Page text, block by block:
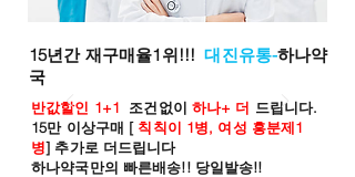
15년간 재구매율1위!!!대진유통-하나약
국
반값할인 1+1 조건없이 하나+ 더 드립니다.
15만 이상구매 [ 칙칙이 1병, 여성 흥분제1
병] 추가로 더드립니다
하나약국만의 빠른배송!! 당일발송!!